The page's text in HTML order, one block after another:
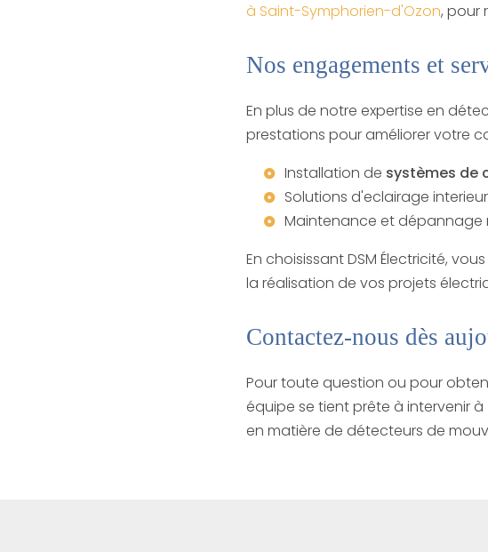
à Saint-Symphorien-d'Ozon, pour
Nos engagements et
En plus de notre expertise en
prestations pour améliorer votre
Installation de systèmes de
Solutions d'eclairage
Maintenance et dépannage
En choisissant DSM Électricité,
la réalisation de vos projets
Contactez-nous dès
Pour toute question ou pour
équipe se tient prête à intervenir à
en matière de détecteurs de